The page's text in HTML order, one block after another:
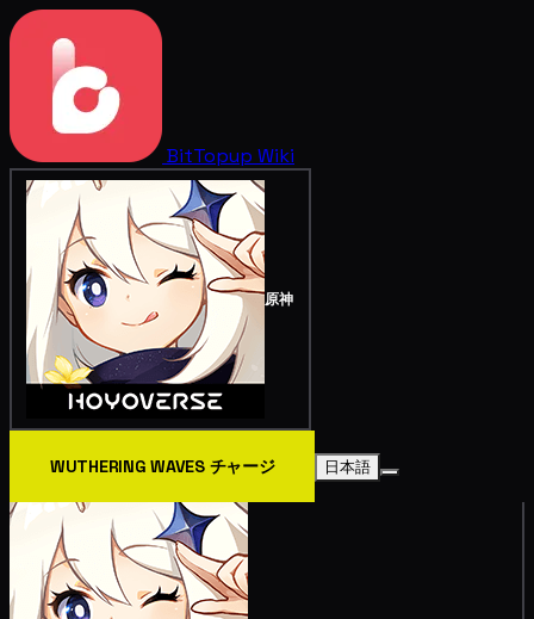
BitTopup Wiki
原神
WUTHERING WAVES チャージ 日本語